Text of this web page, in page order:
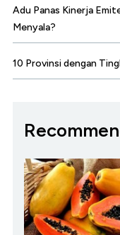
Adu Panas Kinerja
Menyala?
10 Provinsi dengan